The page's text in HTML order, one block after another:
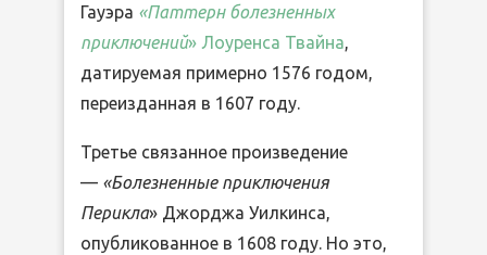
Гауэра «Паттерн болезненных
приключений» Лоуренса Твайна,
датируемая примерно 1576 годом,
переизданная в 1607 году.
Третье связанное произведение
— «Болезненные приключения
Перикла» Джорджа Уилкинса,
опубликованное в 1608 году. Но это,